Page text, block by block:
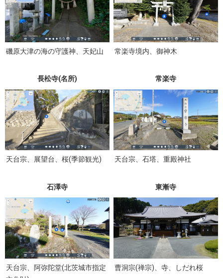
磯原大津の海の守護神、天妃山 常楽寺境内、御神木
長松寺(名所)
天台宗、展望台、桜(季節観光)
常楽寺
天台宗、石塔、重殿神社
石澤寺
天台宗、阿弥陀堂(北茨城市指定
東漸寺
曹洞宗(禅宗)、寺、しだれ桜